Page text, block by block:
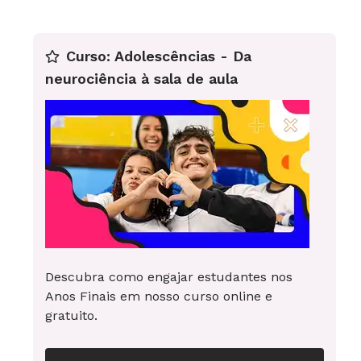
realizá-la, é preciso utilizar régua e compasso.
Vamos usar o valor apenas para ilustrar o
método.
Curso: Adolescências - Da
neurociência à sala de aula
Descubra como engajar estudantes nos
Anos Finais em nosso curso online e
gratuito.